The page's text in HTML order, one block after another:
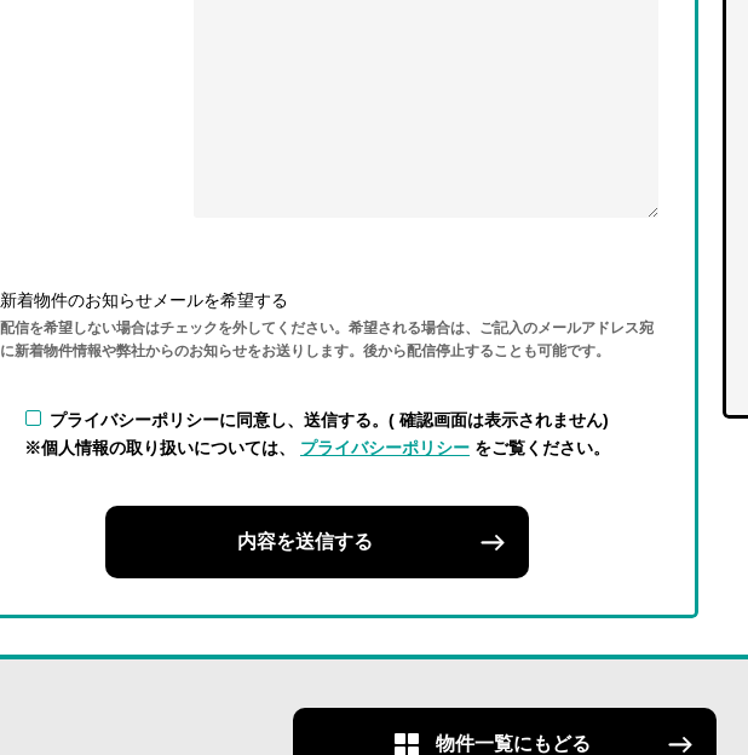
新着物件のお知らせメールを希望する
配信を希望しない場合はチェックを外してください。希望される場合は、ご記入のメールアドレス宛
に新着物件情報や弊社からのお知らせをお送りします。後から配信停止することも可能です。
プライバシーポリシーに同意し、送信する。( 確認画面は表示されません)
※個人情報の取り扱いについては、
プライバシーポリシー をご覧ください。
内容を送信する
物件一覧にもどる